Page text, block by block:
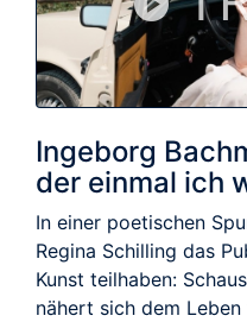
Ingeborg
der einmal ich
In einer poetischen
Regina Schilling das
Kunst teilhaben:
nähert sich dem